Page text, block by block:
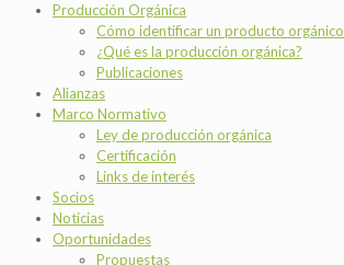
Producción Orgánica
Cómo identificar un producto orgánico
¿Qué es la producción orgánica?
Publicaciones
Alianzas
Marco Normativo
Ley de producción orgánica
Certificación
Links de interés
Socios
Noticias
Oportunidades
Propuestas